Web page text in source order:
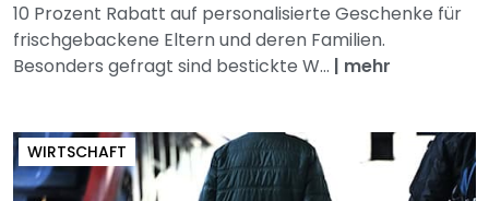
10 Prozent Rabatt auf personalisierte Geschenke für
frischgebackene Eltern und deren Familien.
Besonders gefragt sind bestickte W... | mehr
WIRTSCHAFT